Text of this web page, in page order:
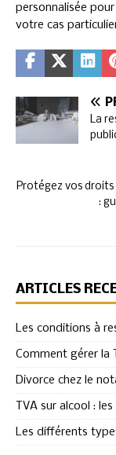
personnalisée
votre cas
La
Protégez vos
:
ARTICLES
Les conditions à
Comment gérer la
Divorce chez le
TVA sur alcool :
Les différents